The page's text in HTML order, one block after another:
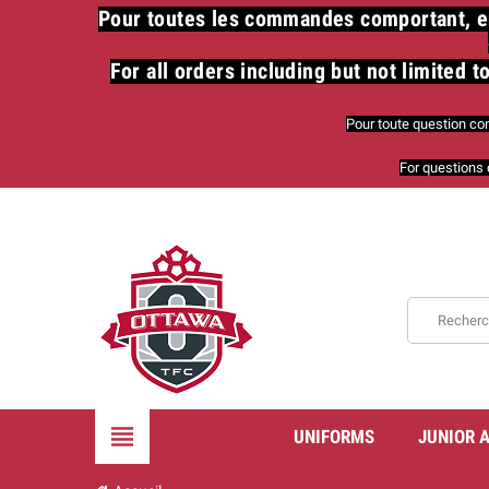
​Pour toutes les commandes comportant,
For all orders including but not limited
Pour toute question
For questions
view_headline UNIFORMS JUNIOR